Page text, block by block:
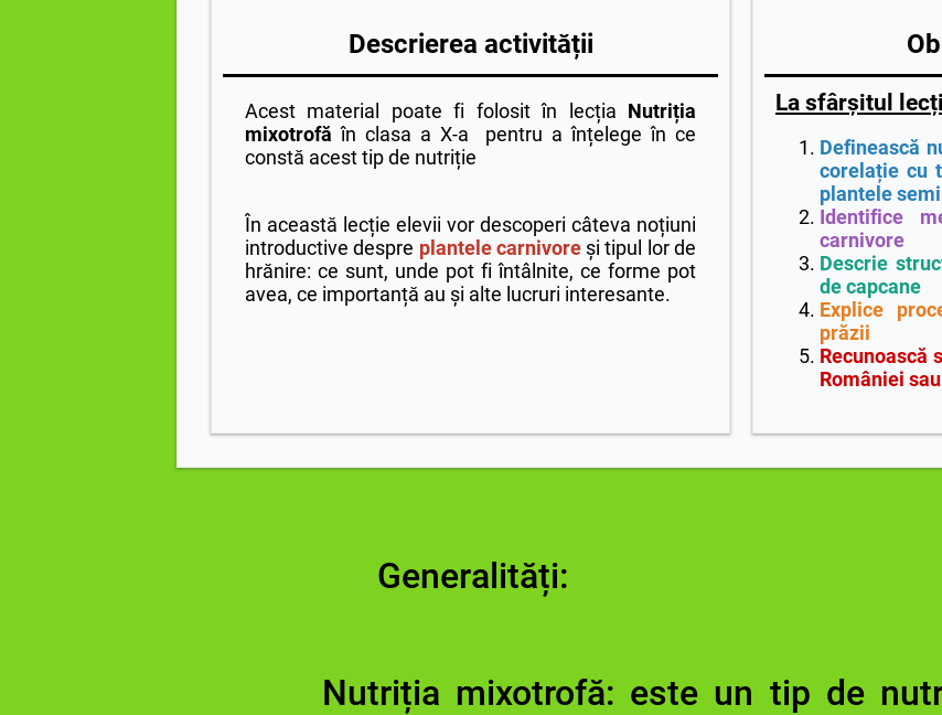
Descrierea activității
Acest material poate fi folosit în lecția Nutriția
mixotrofă în clasa a X-a pentru a înțelege în ce
constă acest tip de nutriție
În această lecție elevii vor descoperi câteva noțiuni
introductive despre plantele carnivore și tipul lor de
hrănire: ce sunt, unde pot fi întâlnite, ce forme pot
avea, ce importanță au și alte lucruri interesante.
La sfârșitul
Definească
corelație cu
plantele
Identifice
carnivore
Descrie
de capcane
Explice
prăzii
Recunoască
României
Generalități:
Nutriția mixotrofă: este un tip de